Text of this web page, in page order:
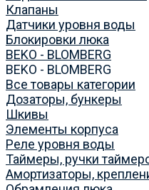
Клапаны
Датчики уровня воды
Блокировки люка
BEKO - BLOMBERG
BEKO - BLOMBERG
Все товары категории
Дозаторы, бункеры
Шкивы
Элементы корпуса
Реле уровня воды
Таймеры, ручки
Амортизаторы,